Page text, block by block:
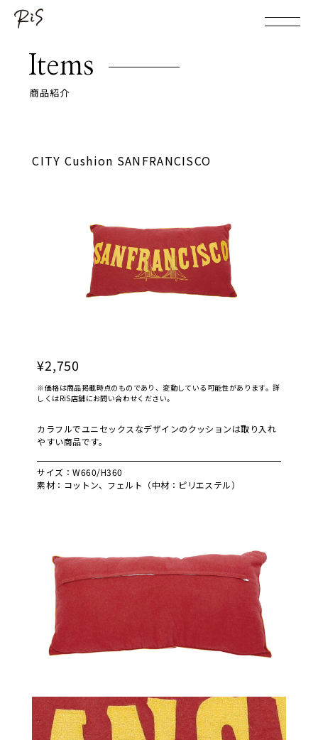
Items
商品紹介
CITY Cushion SANFRANCISCO
¥2,750
※価格は商品掲載時点のものであり、変動している可能性があります。詳
しくはRiS店舗にお問い合わせください。
カラフルでユニセックスなデザインのクッションは取り入れ
やすい商品です。
サイズ：W660/H360
素材：コットン、フェルト（中材：ピリエステル）